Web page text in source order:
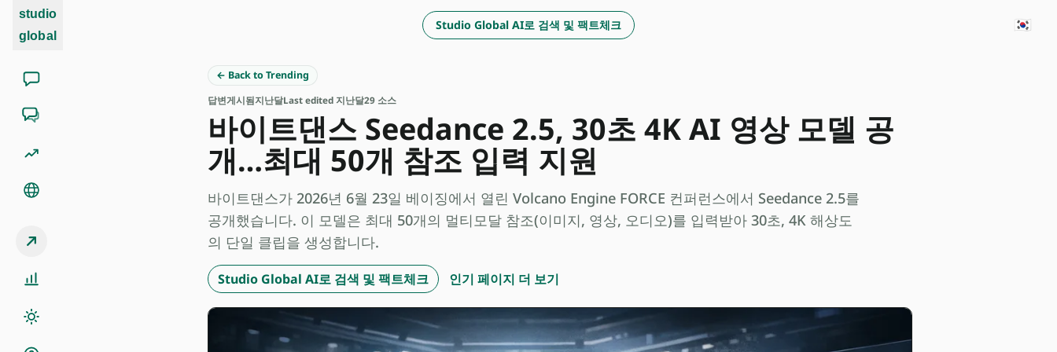
studio
global
Studio Global AI로 검색 및 팩트체크 🇰🇷
← Back to Trending
답변게시됨지난달Last edited 지난달29 소스
바이트댄스 Seedance 2.5, 30초 4K AI 영상 모델 공
개…최대 50개 참조 입력 지원
바이트댄스가 2026년 6월 23일 베이징에서 열린 Volcano Engine FORCE 컨퍼런스에서 Seedance 2.5를
공개했습니다. 이 모델은 최대 50개의 멀티모달 참조(이미지, 영상, 오디오)를 입력받아 30초, 4K 해상도
의 단일 클립을 생성합니다.
Studio Global AI로 검색 및 팩트체크 인기 페이지 더 보기